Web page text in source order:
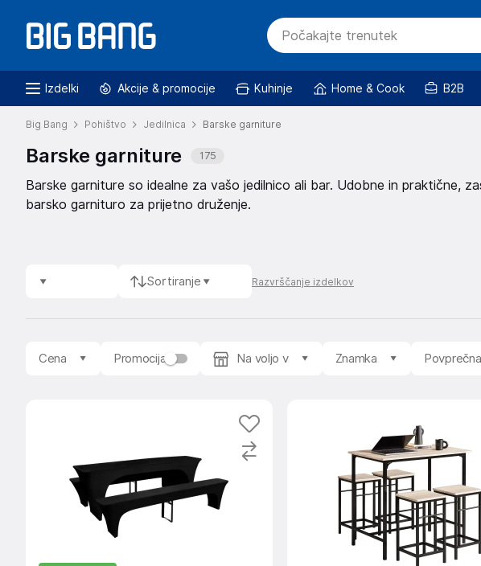
Izdelki Akcije & promocije Kuhinje Home & Cook B2B
Big Bang Pohištvo Jedilnica Barske garniture
Barske garniture 175
Barske garniture so idealne za vašo jedilnico ali bar. Udobne in praktične,
barsko garnituro za prijetno druženje.
Sortiranje Razvrščanje izdelkov
Cena Promocija Na voljo v Znamka